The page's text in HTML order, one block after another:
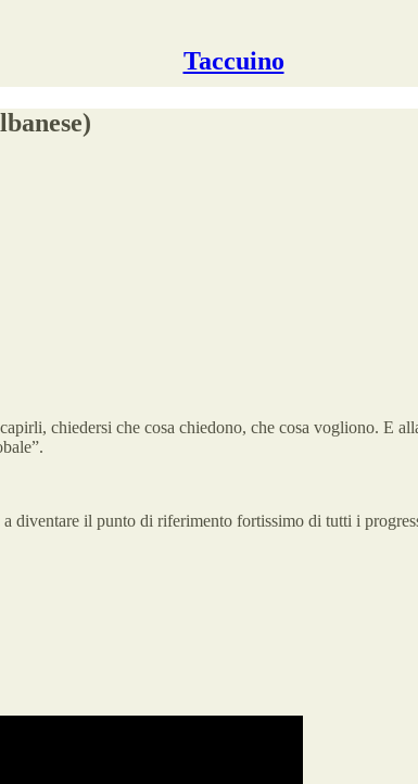
Taccuino
chiedersi che cosa chiedono, che cosa vogliono. E
diventare il punto di riferimento fortissimo di tutti i